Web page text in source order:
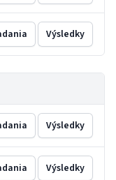
Výsledky
Výsledky
Výsledky